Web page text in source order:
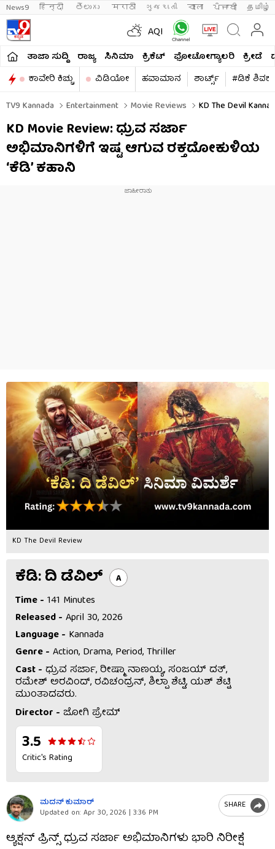
News9 हिन्दी తెలుగు मराठी ગુજરાતી বাংলা ਪੰਜਾਬੀ தமிழ்
AQI
ತಾಜಾ ಸುದ್ದಿ ರಾಜ್ಯ ಸಿನಿಮಾ ಕ್ರಿಕೆಟ್​ ಫೋಟೋಗ್ಯಾಲರಿ ಕ್ರೀಡೆ
ಕಾವೇರಿ ಕಿಚ್ಚು
ವಿಡಿಯೋ ಹವಾಮಾನ ಶಾರ್ಟ್ಸ್​
#ಡಿಕೆ
TV9 Kannada
Entertainment Movie Reviews KD The Devil
KD Movie Review: ಧ್ರುವ ಸರ್ಜಾ
ಅಭಿಮಾನಿಗಳಿಗೆ ಇಷ್ಟ ಆಗುವ ರಕ್ತದೋಕುಳಿಯ
‘ಕೆಡಿ’ ಕಹಾನಿ
KD The Devil Review
ಕೆಡಿ: ದಿ ಡೆವಿಲ್ A
Time - 141 Minutes
Released - April 30, 2026
Language - Kannada
Genre - Action, Drama, Period, Thriller
Cast - ಧ್ರುವ ಸರ್ಜಾ, ರೀಷ್ಮಾ ನಾಣಯ್ಯ, ಸಂಜಯ್ ದತ್,
ರಮೇಶ್ ಅರವಿಂದ್​, ರವಿಚಂದ್ರನ್, ಶಿಲ್ಪಾ ಶೆಟ್ಟಿ, ಯಶ್ ಶೆಟ್ಟಿ
ಮುಂತಾದವರು.
Director - ಜೋಗಿ ಪ್ರೇಮ್
3.5
Critic's Rating
ಮದನ್​ ಕುಮಾರ್​
Updated on: Apr 30, 2026 | 3:36 PM
SHARE
ಆ್ಯಕ್ಷನ್ ಪ್ರಿನ್ಸ್ ಧ್ರುವ ಸರ್ಜಾ ಅಭಿಮಾನಿಗಳು ಭಾರಿ ನಿರೀಕ್ಷೆ